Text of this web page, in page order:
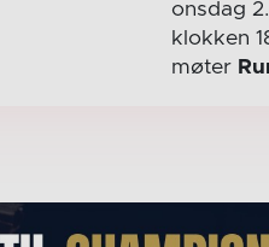
onsdag
klokken
møter